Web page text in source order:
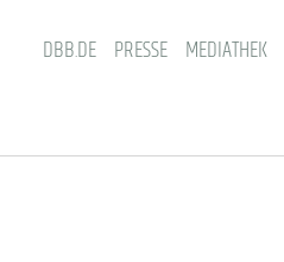
DBB.DE PRESSE MEDIATHEK